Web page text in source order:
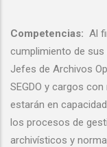
Competencias: Al
cumplimiento de
Jefes de Archivos
SEGDO y cargos
estarán en
los procesos de
archivísticos y